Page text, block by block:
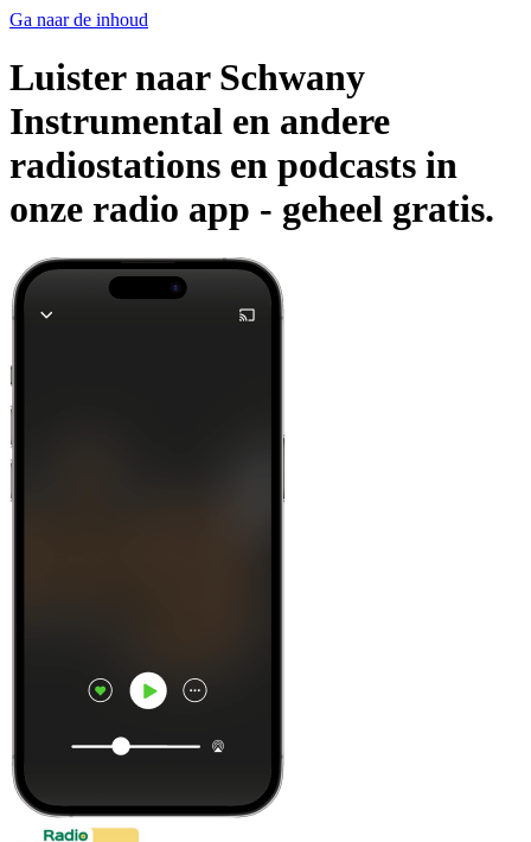
Ga naar de inhoud
Luister naar Schwany
Instrumental en andere
radiostations en podcasts in
onze radio app - geheel gratis.